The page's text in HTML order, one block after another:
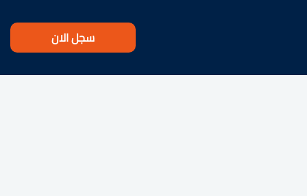
سجل الان